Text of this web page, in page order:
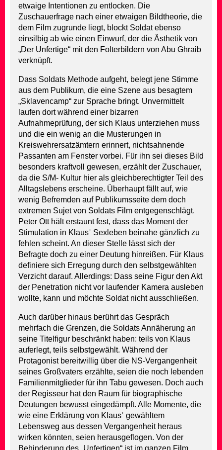
etwaige Intentionen zu entlocken. Die
Zuschauerfrage nach einer etwaigen Bildtheorie, die
dem Film zugrunde liegt, blockt Soldat ebenso
einsilbig ab wie einen Einwurf, der die Ästhetik von
„Der Unfertige“ mit den Folterbildern von Abu Ghraib
verknüpft.
Dass Soldats Methode aufgeht, belegt jene Stimme
aus dem Publikum, die eine Szene aus besagtem
„Sklavencamp“ zur Sprache bringt. Unvermittelt
laufen dort während einer bizarren
Aufnahmeprüfung, der sich Klaus unterziehen muss
und die ein wenig an die Musterungen in
Kreiswehrersatzämtern erinnert, nichtsahnende
Passanten am Fenster vorbei. Für ihn sei dieses Bild
besonders kraftvoll gewesen, erzählt der Zuschauer,
da die S/M- Kultur hier als gleichberechtigter Teil des
Alltagslebens erscheine. Überhaupt fällt auf, wie
wenig Befremden auf Publikumsseite dem doch
extremen Sujet von Soldats Film entgegenschlägt.
Peter Ott hält erstaunt fest, dass das Moment der
Stimulation in Klausʾ Sexleben beinahe gänzlich zu
fehlen scheint. An dieser Stelle lässt sich der
Befragte doch zu einer Deutung hinreißen. Für Klaus
definiere sich Erregung durch den selbstgewählten
Verzicht darauf. Allerdings: Dass seine Figur den Akt
der Penetration nicht vor laufender Kamera ausleben
wollte, kann und möchte Soldat nicht ausschließen.
Auch darüber hinaus berührt das Gespräch
mehrfach die Grenzen, die Soldats Annäherung an
seine Titelfigur beschränkt haben: teils von Klaus
auferlegt, teils selbstgewählt. Während der
Protagonist bereitwillig über die NS-Vergangenheit
seines Großvaters erzählte, seien die noch lebenden
Familienmitglieder für ihn Tabu gewesen. Doch auch
der Regisseur hat den Raum für biographische
Deutungen bewusst eingedämpft. Alle Momente, die
wie eine Erklärung von Klausʾ gewähltem
Lebensweg aus dessen Vergangenheit heraus
wirken könnten, seien herausgeflogen. Von der
Behinderung des „Unfertigen“ ist im ganzen Film